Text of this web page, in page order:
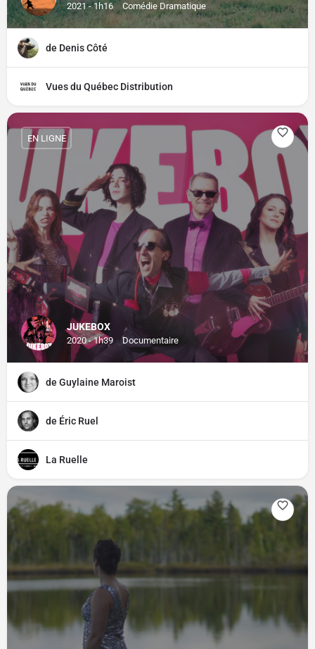
2021 - 1h16 Comédie Dramatique
de Denis Côté
Vues du Québec Distribution
JUKEBOX
2020 - 1h39 Documentaire
EN LIGNE
de Guylaine Maroist
de Éric Ruel
La Ruelle